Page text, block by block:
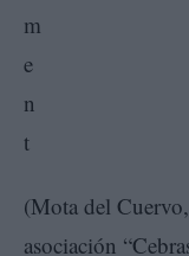
(Mota del
asociación